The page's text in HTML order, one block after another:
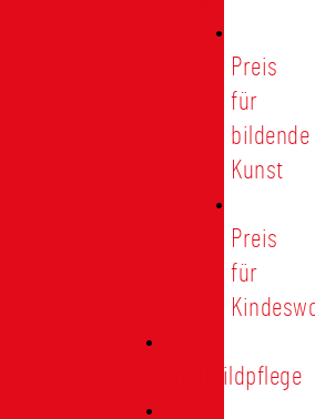
Preis
für
bildende
Kunst
Preis
für
Stadtbildpflege